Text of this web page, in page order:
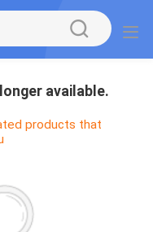
available.
products that